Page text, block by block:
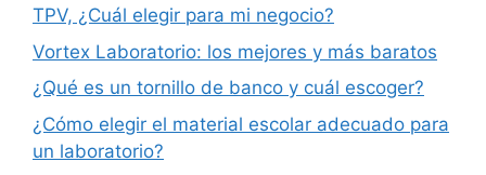
TPV, ¿Cuál elegir para mi negocio?
Vortex Laboratorio: los mejores y más baratos
¿Qué es un tornillo de banco y cuál escoger?
¿Cómo elegir el material escolar adecuado para
un laboratorio?